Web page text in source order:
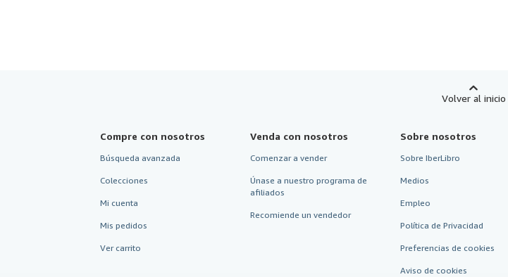
Volver al inicio
Compre con nosotros
Búsqueda avanzada
Colecciones
Mi cuenta
Mis pedidos
Ver carrito
Venda con nosotros
Comenzar a vender
Únase a nuestro programa de
afiliados
Recomiende un vendedor
Sobre nosotros
Sobre IberLibro
Medios
Empleo
Política de Privacidad
Preferencias de cookies
Aviso de cookies